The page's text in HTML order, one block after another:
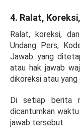
4. Ralat,
Ralat, koreksi,
Undang Pers,
Jawab yang
atau hak jawab
dikoreksi atau yang
Di setiap berita
dicantumkan
jawab tersebut.